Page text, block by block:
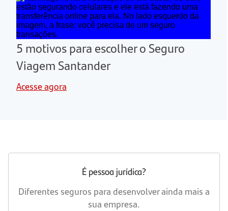
5 motivos para escolher o Seguro
Viagem Santander
Acesse agora
É pessoa jurídica?
Diferentes seguros para desenvolver ainda mais a
sua empresa.